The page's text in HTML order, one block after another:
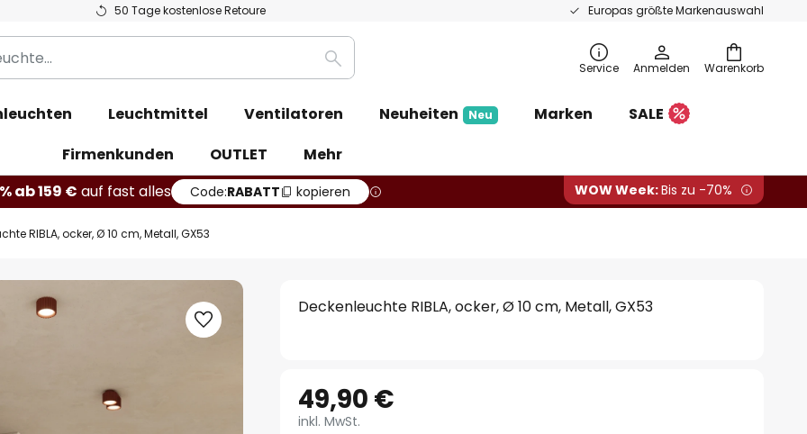
50 Tage kostenlose Retoure Europas größte Markenauswahl
Warenkorb
Suche Service Anmelden
Leuchtmittel Ventilatoren Neuheiten Neu Marken
SALE
Firmenkunden
OUTLET
Mehr
ab 159 € auf fast alles Code:RABATT kopieren WOW Week:Bis zu -70%
RIBLA, ocker, Ø 10 cm, Metall, GX53
Deckenleuchte RIBLA, ocker, Ø 10 cm, Metall, GX53
49,90 €
inkl. MwSt.